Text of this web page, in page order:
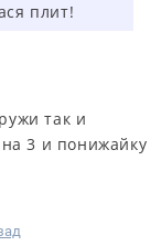
плит!
так и
3 и понижайку